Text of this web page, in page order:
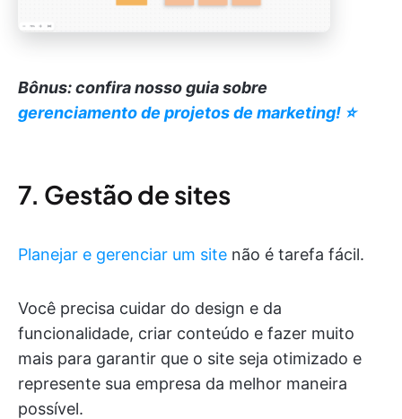
Bônus: confira nosso guia sobre
gerenciamento de projetos de marketing! ⭐️
7. Gestão de sites
Planejar e gerenciar um site não é tarefa fácil.
Você precisa cuidar do design e da
funcionalidade, criar conteúdo e fazer muito
mais para garantir que o site seja otimizado e
represente sua empresa da melhor maneira
possível.